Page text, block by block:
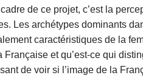
de ce projet, c’est la
Les archétypes dominants
caractéristiques de la
et qu’est-ce qui
de voir si l’image de la